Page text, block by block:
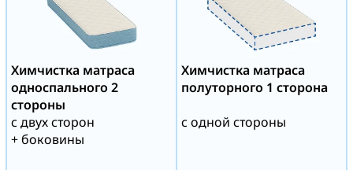
Химчистка матраса
односпального 2
стороны
с двух сторон
+ боковины
Химчистка матраса
полуторного 1 сторона
с одной стороны